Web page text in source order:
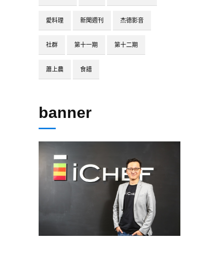
愛料理 新聞週刊 杰德影音
社群 第十一期 第十二期
蕭上農 食譜
banner